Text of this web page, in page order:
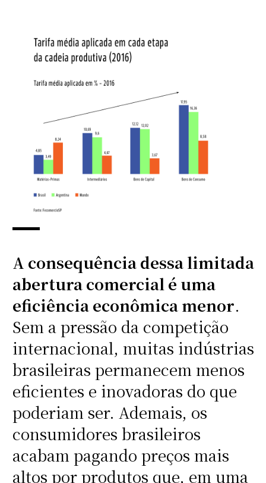
A consequência dessa limitada
abertura comercial é uma
eficiência econômica menor.
Sem a pressão da competição
internacional, muitas indústrias
brasileiras permanecem menos
eficientes e inovadoras do que
poderiam ser. Ademais, os
consumidores brasileiros
acabam pagando preços mais
altos por produtos que, em uma